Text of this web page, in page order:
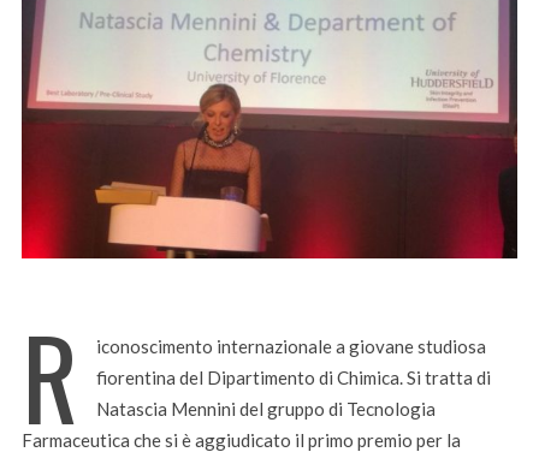
R
iconoscimento internazionale a giovane studiosa
fiorentina del Dipartimento di Chimica. Si tratta di
Natascia Mennini del gruppo di Tecnologia
Farmaceutica che si è aggiudicato il primo premio per la